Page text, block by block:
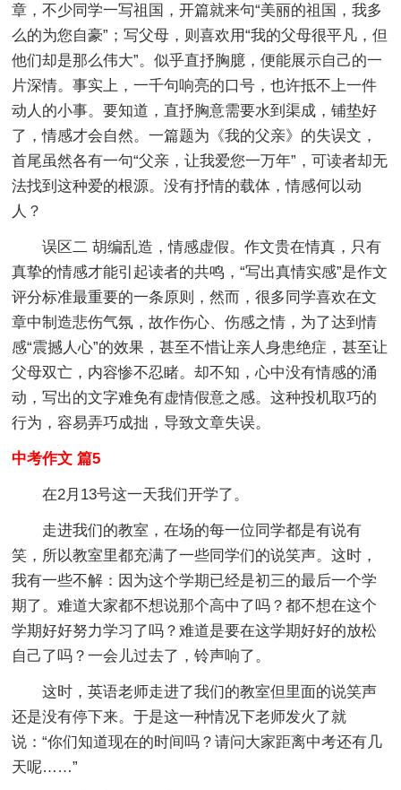
章，不少同学一写祖国，开篇就来句“美丽的祖国，我多
么的为您自豪”；写父母，则喜欢用“我的父母很平凡，但
他们却是那么伟大”。似乎直抒胸臆，便能展示自己的一
片深情。事实上，一千句响亮的口号，也许抵不上一件
动人的小事。要知道，直抒胸意需要水到渠成，铺垫好
了，情感才会自然。一篇题为《我的父亲》的失误文，
首尾虽然各有一句“父亲，让我爱您一万年”，可读者却无
法找到这种爱的根源。没有抒情的载体，情感何以动
人？
误区二 胡编乱造，情感虚假。作文贵在情真，只有
真挚的情感才能引起读者的共鸣，“写出真情实感”是作文
评分标准最重要的一条原则，然而，很多同学喜欢在文
章中制造悲伤气氛，故作伤心、伤感之情，为了达到情
感“震撼人心”的效果，甚至不惜让亲人身患绝症，甚至让
父母双亡，内容惨不忍睹。却不知，心中没有情感的涌
动，写出的文字难免有虚情假意之感。这种投机取巧的
行为，容易弄巧成拙，导致文章失误。
中考作文 篇5
在2月13号这一天我们开学了。
走进我们的教室，在场的每一位同学都是有说有
笑，所以教室里都充满了一些同学们的说笑声。这时，
我有一些不解：因为这个学期已经是初三的最后一个学
期了。难道大家都不想说那个高中了吗？都不想在这个
学期好好努力学习了吗？难道是要在这学期好好的放松
自己了吗？一会儿过去了，铃声响了。
这时，英语老师走进了我们的教室但里面的说笑声
还是没有停下来。于是这一种情况下老师发火了就
说：“你们知道现在的时间吗？请问大家距离中考还有几
天呢……”